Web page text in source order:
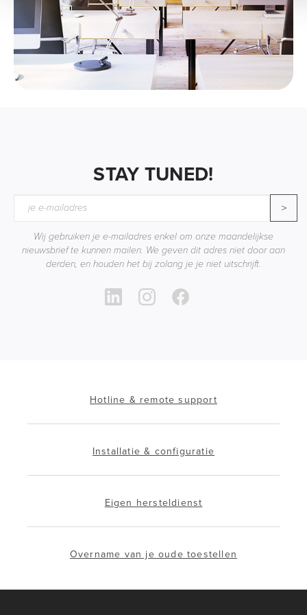
STAY TUNED!
>
Wij gebruiken je e-mailadres enkel om onze maandelijkse
nieuwsbrief te kunnen mailen. We geven dit adres niet door aan
derden, en houden het bij zolang je je niet uitschrijft.
Hotline & remote support
Installatie & configuratie
Eigen hersteldienst
Overname van je oude toestellen